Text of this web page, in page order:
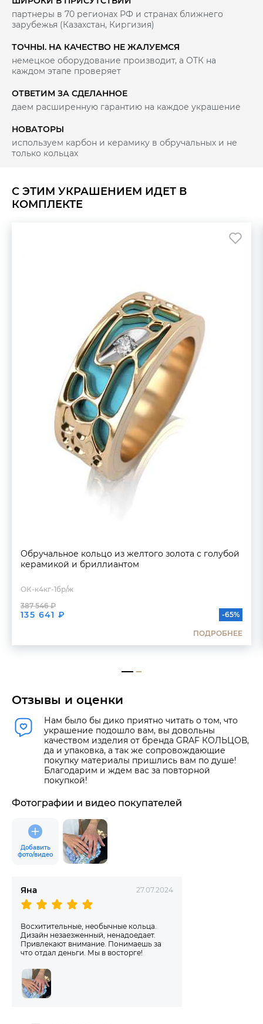
С ЭТИМ УКРАШЕНИЕМ ИДЕТ В
КОМПЛЕКТЕ
Обручальное кольцо из желтого золота с голубой
керамикой и бриллиантом
ОК-к4кг-1бр/ж
135 641 ₽
387 546 ₽
-65%
ПОДРОБНЕЕ
партнеры в 70 регионах РФ и странах ближнего
зарубежья (Казахстан, Киргизия)
ТОЧНЫ. НА КАЧЕСТВО НЕ ЖАЛУЕМСЯ
немецкое оборудование производит, а ОТК на
каждом этапе проверяет
ОТВЕТИМ ЗА СДЕЛАННОЕ
даем расширенную гарантию на каждое украшение
НОВАТОРЫ
используем карбон и керамику в обручальных и не
только кольцах
Отзывы и оценки
Нам было бы дико приятно читать о том, что
украшение подошло вам, вы довольны
качеством изделия от бренда GRAF КОЛЬЦОВ,
да и упаковка, а так же сопровождающие
покупку материалы пришлись вам по душе!
Благодарим и ждем вас за повторной
покупкой!
Фотографии и видео покупателей
Добавить
фото/видео
Яна 27.07.2024
Восхитительные, необычные кольца.
Дизайн незаезженный, ненадоедает.
Привлекают внимание. Понимаешь за
что отдал деньги. Мы в восторге!